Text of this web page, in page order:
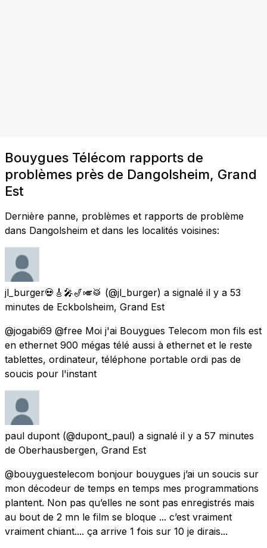
Bouygues Télécom rapports de
problèmes près de Dangolsheim, Grand
Est
Dernière panne, problèmes et rapports de problème
dans Dangolsheim et dans les localités voisines:
jl_burger💀🎸🎤🎷🎺🥁 (@jl_burger) a signalé il y a 53
minutes de Eckbolsheim, Grand Est
@jogabi69 @free Moi j'ai Bouygues Telecom mon fils est
en ethernet 900 mégas télé aussi à ethernet et le reste
tablettes, ordinateur, téléphone portable ordi pas de
soucis pour l'instant
paul dupont (@dupont_paul) a signalé il y a 57 minutes
de Oberhausbergen, Grand Est
@bouyguestelecom bonjour bouygues j’ai un soucis sur
mon décodeur de temps en temps mes programmations
plantent. Non pas qu’elles ne sont pas enregistrés mais
au bout de 2 mn le film se bloque ... c’est vraiment
vraiment chiant.... ça arrive 1 fois sur 10 je dirais...